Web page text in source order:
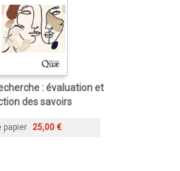
: évaluation et
des savoirs
papier 25,00 €